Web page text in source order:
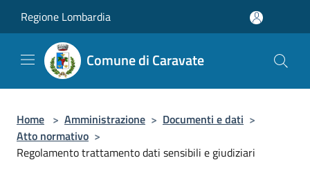
Regione Lombardia
Comune di Caravate
Home > Amministrazione > Documenti e dati >
Atto normativo >
Regolamento trattamento dati sensibili e giudiziari